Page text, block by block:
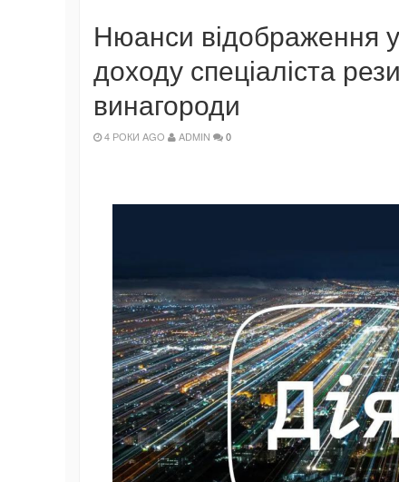
Нюанси відображення
доходу спеціаліста
винагороди
4 РОКИ AGO ADMIN 0